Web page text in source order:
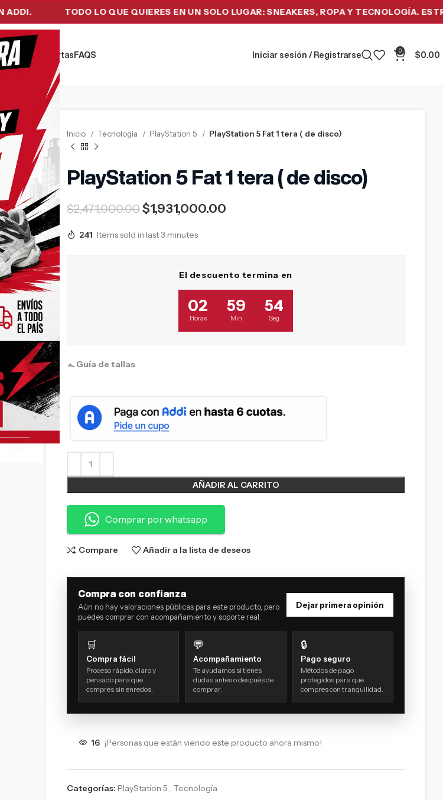
TODO LO QUE QUIERES EN UN SOLO LUGAR: SNEAKERS, ROPA Y TECNOLOGÍA. ESTRENA
Hombre Ofertas FAQ´S Iniciar sesión / Registrarse
0
$0.00
Inicio Tecnología PlayStation 5 PlayStation 5 Fat 1 tera ( de disco)
PlayStation 5 Fat 1 tera ( de disco)
$2,471,000.00$1,931,000.00
241 Items sold in last 3 minutes
El descuento termina en
02
Horas
59
Min
53
Seg
Guía de tallas
AÑADIR AL CARRITO
Comprar por whatsapp
Compare Añadir a la lista de deseos
Compra con confianza
Aún no hay valoraciones públicas para este producto, pero
puedes comprar con acompañamiento y soporte real.
Dejar primera opinión
🛒
Compra fácil
Proceso rápido, claro y
pensado para que
compres sin enredos.
💬
Acompañamiento
Te ayudamos si tienes
dudas antes o después de
comprar.
🔒
Pago seguro
Métodos de pago
protegidos para que
compres con tranquilidad.
16 ¡Personas que están viendo este producto ahora mismo!
Categorías: PlayStation 5 , Tecnología